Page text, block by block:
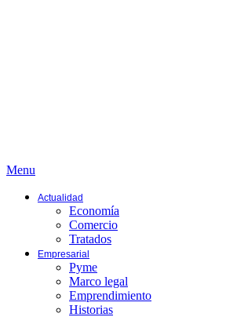
Menu
Actualidad
Economía
Comercio
Tratados
Empresarial
Pyme
Marco legal
Emprendimiento
Historias